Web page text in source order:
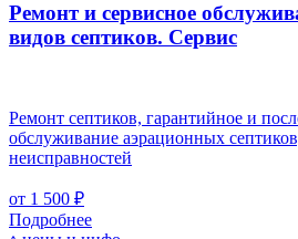
Ремонт и сервисное
видов септиков. Сервис
Ремонт септиков, гарантийное и
обслуживание аэрационных
неисправностей
от 1 500 ₽
Подробнее